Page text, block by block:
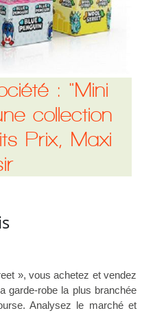
: "Mini
collection
Prix, Maxi
», vous achetez et vendez
garde-robe la plus branchée
Analysez le marché et